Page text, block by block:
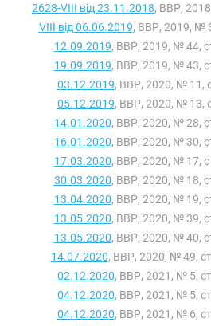
2628-VIII від 23.11.2018, ВВР,
VIII від 06.06.2019, ВВР, 2019, №
12.09.2019, ВВР, 2019, № 44,
19.09.2019, ВВР, 2019, № 43,
03.12.2019, ВВР, 2020, № 11,
05.12.2019, ВВР, 2020, № 13,
14.01.2020, ВВР, 2020, № 28,
16.01.2020, ВВР, 2020, № 30,
17.03.2020, ВВР, 2020, № 17,
30.03.2020, ВВР, 2020, № 18,
13.04.2020, ВВР, 2020, № 19,
13.05.2020, ВВР, 2020, № 39,
13.05.2020, ВВР, 2020, № 40,
14.07.2020, ВВР, 2020, № 49,
02.12.2020, ВВР, 2021, № 5,
04.12.2020, ВВР, 2021, № 5,
04.12.2020, ВВР, 2021, № 6,